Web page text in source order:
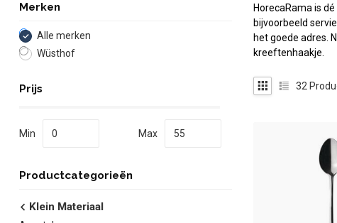
Merken
Alle merken
Wüsthof
Prijs
Min Max
Productcategorieën
Klein Materiaal
HorecaRama is
bijvoorbeeld
het goede adres.
kreeftenhaakje.
32